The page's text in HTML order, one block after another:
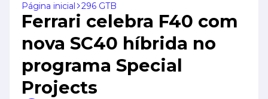
Página inicial 296 GTB
Ferrari celebra F40 com
nova SC40 híbrida no
programa Special
Projects